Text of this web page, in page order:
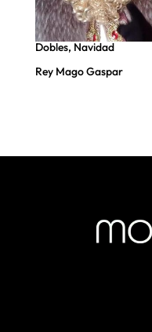
Dobles, Navidad
Rey Mago Gaspar